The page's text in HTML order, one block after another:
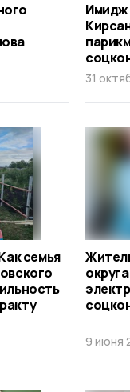
Имидж
31
семья
9 июня